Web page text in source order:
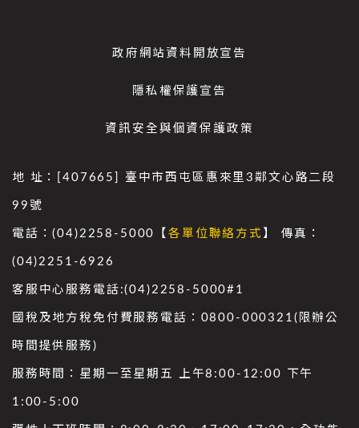
政府網站資料開放宣告
隱私權保護宣告
資訊安全與個資保護政策
地 址：[407665] 臺中市西屯區惠來里3鄰文心路二段
99號
電話：(04)2258-5000【各單位聯絡方式 】 傳真：
(04)2251-6926
客服中心服務電話:(04)2258-5000#1
國稅及地方稅免付費服務電話：0800-000321(限辦公
時間提供服務)
服務時間：星期一至星期五 上午8:00-12:00 下午
1:00-5:00